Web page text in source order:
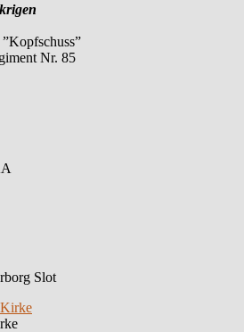
Nr. 85
Slot